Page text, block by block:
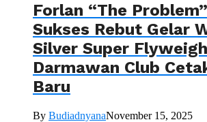
Forlan “The
Sukses Rebut Gelar
Silver Super
Darmawan Club
Baru
By BudiadnyanaNovember 15, 2025